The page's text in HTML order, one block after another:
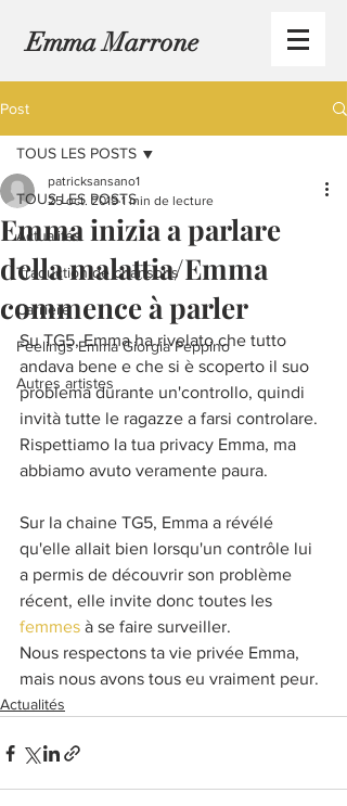
Emma Marrone
Post
TOUS LES POSTS
Actualités
Traduction de chansons
Carrière
Feelings Emma Giorgia Peppino
Autres artistes
TOUS LES POSTS
Emma inizia a parlare
della malattia/Emma
commence à parler
patricksansano1
25 oct. 2019 1 min de lecture
Su TG5, Emma ha rivelato che tutto
andava bene e che si è scoperto il suo
problema durante un'controllo, quindi
invità tutte le ragazze a farsi controlare.
Rispettiamo la tua privacy Emma, ma
abbiamo avuto veramente paura.
Sur la chaine TG5, Emma a révélé
qu'elle allait bien lorsqu'un contrôle lui
a permis de découvrir son problème
récent, elle invite donc toutes les
femmes à se faire surveiller.
Nous respectons ta vie privée Emma,
mais nous avons tous eu vraiment peur.
Actualités